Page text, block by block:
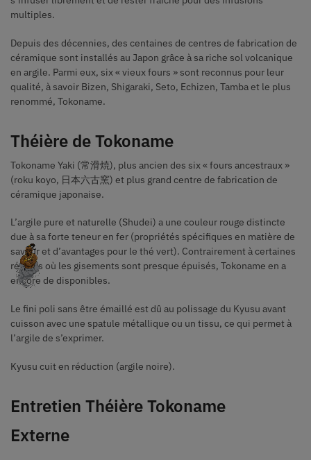
multiples.
Depuis des décennies, des centaines de centres de fabrication de
céramique sont installés au Japon grâce à sa riche sol volcanique
en argile. Parmi eux, six « vieux fours » sont reconnus pour leur
qualité, à savoir Bizen, Shigaraki, Seto, Echizen, Tamba et le plus
renommé, Tokoname.
Théière de Tokoname
Tokoname Yaki (常滑焼), plus ancien des six « fours ancestraux »
(roku koyo, 日本六古窯) et plus grand centre de fabrication de
céramique japonaise.
L’argile pure et naturelle (Shudei) a une couleur rouge distincte
due à sa forte teneur en fer (propriétés spécifiques en matière de
saveur et d’avantages pour le thé vert). Contrairement à certaines
régions où les gisements sont presque épuisés, Tokoname en a
encore de disponibles.
Le fini poli sans être émaillé est dû au polissage du Kyusu avant
cuisson avec une spatule métallique ou un tissu, ce qui permet à
l’argile de s’exprimer.
Kyusu cuit en réduction (argile noire).
Entretien Théière Tokoname
Externe